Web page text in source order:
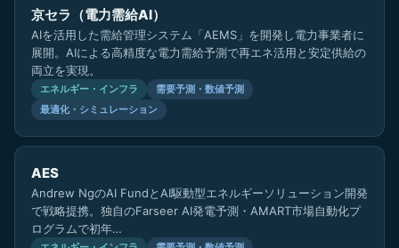
京セラ（電力需給AI）
AIを活用した需給管理システム「AEMS」を開発し電力事業者に
展開。AIによる高精度な電力需給予測で再エネ活用と安定供給の
両立を実現。
エネルギー・インフラ
需要予測・数値予測
最適化・シミュレーション
AES
Andrew NgのAI FundとAI駆動型エネルギーソリューション開発
で戦略提携。独自のFarseer AI発電予測・AMART市場自動化プ
ログラムで初年…